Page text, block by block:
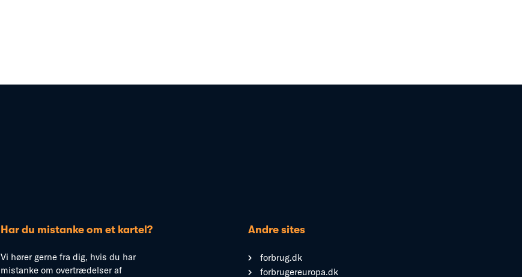
Har du mistanke om et kartel?
Vi hører gerne fra dig, hvis du har
mistanke om overtrædelser af
Andre sites
forbrug.dk
forbrugereuropa.dk